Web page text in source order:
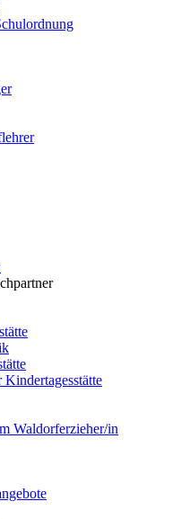
Kindertagesstätte
Waldorferzieher/in